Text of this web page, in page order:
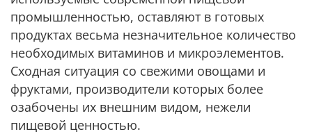
промышленностью, оставляют в готовых
продуктах весьма незначительное количество
необходимых витаминов и микроэлементов.
Сходная ситуация со свежими овощами и
фруктами, производители которых более
озабочены их внешним видом, нежели
пищевой ценностью.